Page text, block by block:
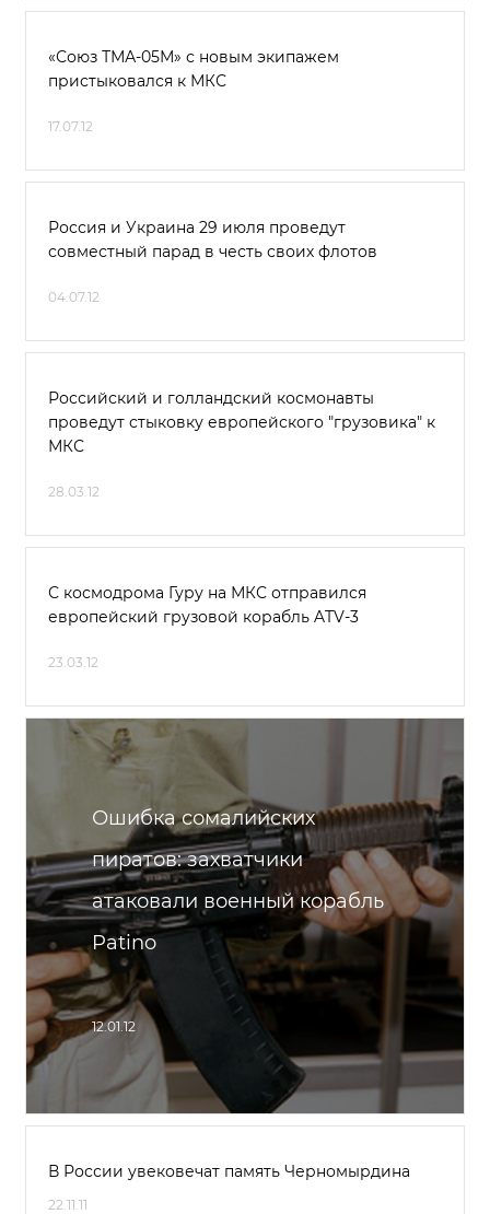
«Союз ТМА-05М» с новым экипажем
пристыковался к МКС
17.07.12
Россия и Украина 29 июля проведут
совместный парад в честь своих флотов
04.07.12
Российский и голландский космонавты
проведут стыковку европейского "грузовика" к
МКС
28.03.12
С космодрома Гуру на МКС отправился
европейский грузовой корабль ATV-3
23.03.12
Ошибка сомалийских
пиратов: захватчики
атаковали военный корабль
Patino
12.01.12
В России увековечат память Черномырдина
22.11.11